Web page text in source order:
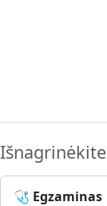
🩺 Egzaminas